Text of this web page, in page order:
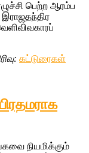
பெற்ற ஆரம்ப
கட்டுரைகள்
நியமிக்கும்